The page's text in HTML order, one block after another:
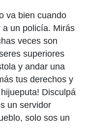
va bien cuando
un policía. Mirás
veces son
superiores
y andar una
tus derechos y
Disculpá
un servidor
solo sos un